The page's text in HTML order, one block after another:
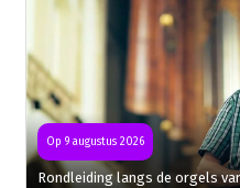
Op 9 augustus 2026
Rondleiding langs de orgels